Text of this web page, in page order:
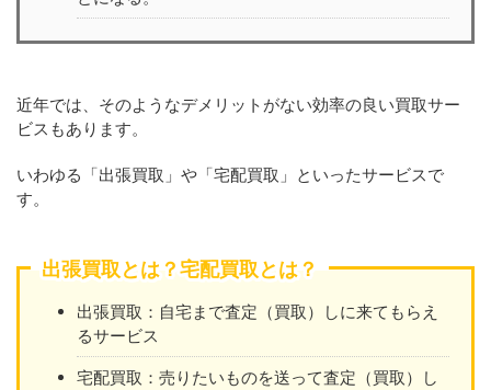
近年では、そのようなデメリットがない効率の良い買取サー
ビスもあります。
いわゆる「出張買取」や「宅配買取」といったサービスで
す。
出張買取とは？宅配買取とは？
出張買取：自宅まで査定（買取）しに来てもらえ
るサービス
宅配買取：売りたいものを送って査定（買取）し